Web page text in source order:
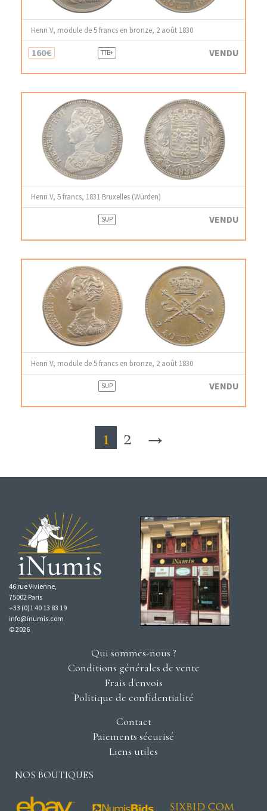
Henri V, module de 5 francs en bronze, 2 août 1830
160€ TTB+ VENDU
Henri V, 5 francs, 1831 Bruxelles (Würden)
SUP VENDU
Henri V, module de 5 francs en bronze, 2 août 1830
SUP VENDU
1 2 →
46 rue Vivienne,
75002 Paris
+33 (0)1 40 13 83 19
info@inumis.com
© 2026
Qui sommes-nous ?
Conditions générales de vente
Frais d'envois
Politique de confidentialité
Contact
Paiements sécurisé
Liens utiles
NOS BOUTIQUES